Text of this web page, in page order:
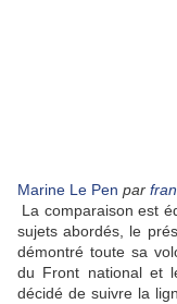
Marine Le Pen par
La comparaison est
sujets abordés, le
démontré toute sa
du Front national et
décidé de suivre la